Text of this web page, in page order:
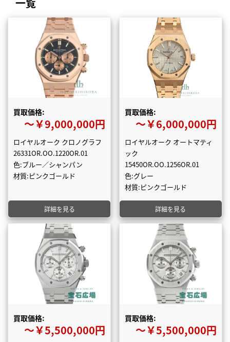
買取価格:
〜￥9,000,000円
ロイヤルオーク クロノグラフ
26331OR.OO.1220OR.01
色:ブルー／シャンパン
材質:ピンクゴールド
詳細を見る
買取価格:
〜￥6,000,000円
ロイヤルオーク オートマティ
ック
15450OR.OO.1256OR.01
色:グレー
材質:ピンクゴールド
詳細を見る
買取価格:
〜￥5,500,000円
買取価格:
〜￥5,500,000円